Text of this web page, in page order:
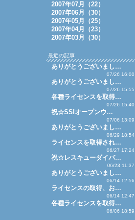
2007年07月（22）
2007年06月（30）
2007年05月（25）
2007年04月（23）
2007年03月（30）
最近の記事
ありがとうございまし…
07/26 16:00
ありがとうございまし…
07/26 15:55
各種ライセンスを取得…
07/26 15:40
祝☆SSIオープンウ…
07/06 13:09
ありがとうございまし…
06/29 18:54
ライセンスを取得され…
06/27 17:24
祝☆レスキューダイバ…
06/23 11:37
ありがとうございまし…
06/14 12:56
ライセンスの取得、お…
06/14 12:47
各種ライセンスを取得…
06/06 18:59